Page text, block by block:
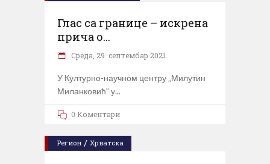
Глас са границе – искрена
прича о...
Cреда, 29. септембар 2021.
У Културно-научном центру „Милутин
Миланковић” у
0 Коментари
Регион / Хрватска